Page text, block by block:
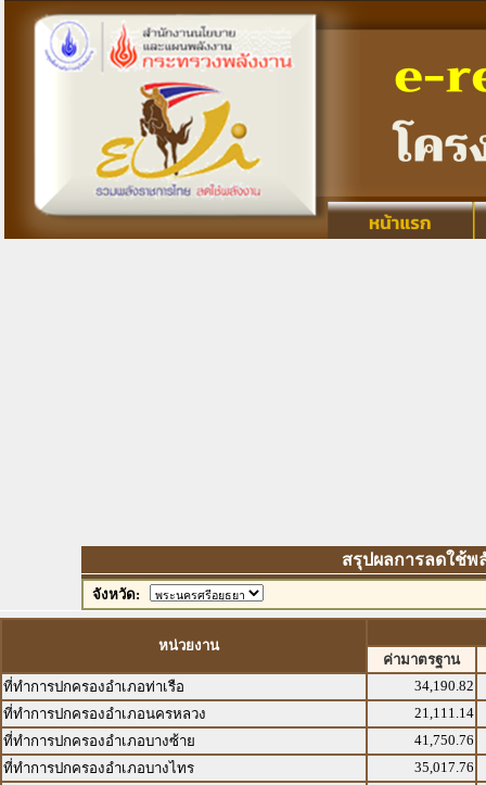
สรุปผลการลดใช้พลัง
จังหวัด:
หน่วยงาน
ค่ามาตรฐาน
ที่ทำการปกครองอำเภอท่าเรือ
34,190.82
ที่ทำการปกครองอำเภอนครหลวง
21,111.14
ที่ทำการปกครองอำเภอบางซ้าย
41,750.76
ที่ทำการปกครองอำเภอบางไทร
35,017.76